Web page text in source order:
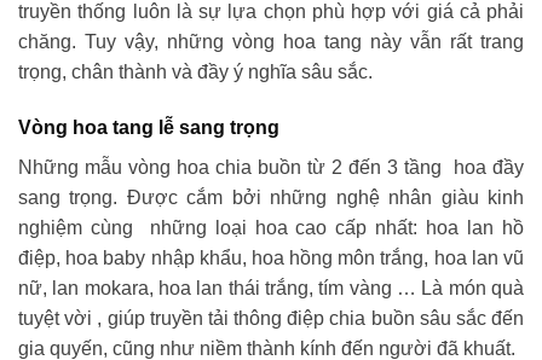
truyền thống luôn là sự lựa chọn phù hợp với giá cả phải
chăng. Tuy vậy, những vòng hoa tang này vẫn rất trang
trọng, chân thành và đầy ý nghĩa sâu sắc.
Vòng hoa tang lễ sang trọng
Những mẫu vòng hoa chia buồn từ 2 đến 3 tầng hoa đầy
sang trọng. Được cắm bởi những nghệ nhân giàu kinh
nghiệm cùng những loại hoa cao cấp nhất: hoa lan hồ
điệp, hoa baby nhập khẩu, hoa hồng môn trắng, hoa lan vũ
nữ, lan mokara, hoa lan thái trắng, tím vàng … Là món quà
tuyệt vời , giúp truyền tải thông điệp chia buồn sâu sắc đến
gia quyến, cũng như niềm thành kính đến người đã khuất.